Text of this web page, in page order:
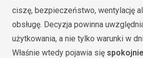
ciszę, bezpieczeństwo, wentylację
obsługę. Decyzja powinna
użytkowania, a nie tylko warunki w
Właśnie wtedy pojawia się